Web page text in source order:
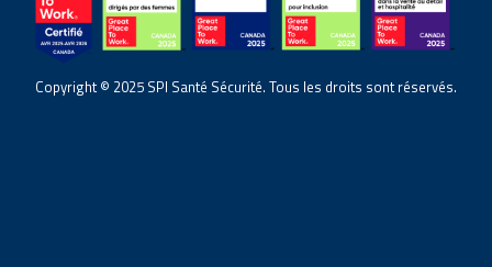
Copyright © 2025 SPI Santé Sécurité. Tous les droits sont réservés.